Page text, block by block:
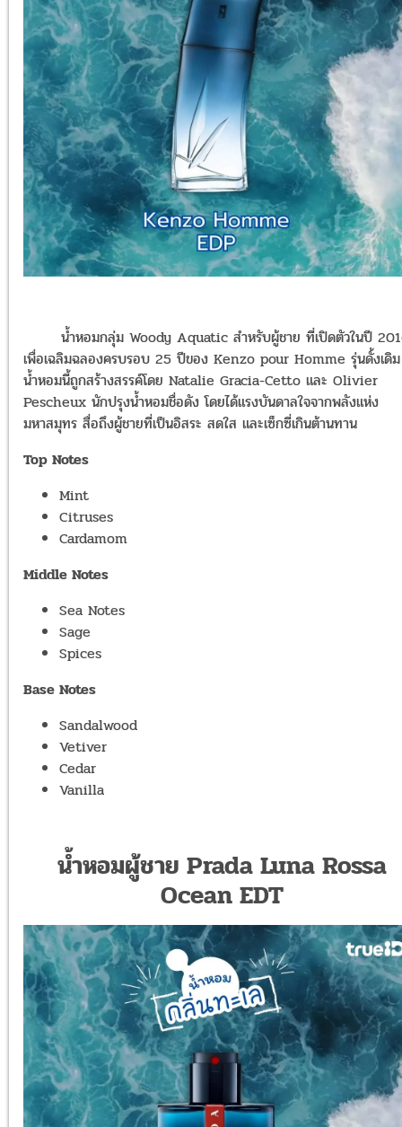
น้ำหอมกลุ่ม Woody Aquatic สำหรับผู้ชาย ที่เปิดตัวในปี
เพื่อเฉลิมฉลองครบรอบ 25 ปีของ Kenzo pour Homme รุ่นดั้งเดิม
น้ำหอมนี้ถูกสร้างสรรค์โดย Natalie Gracia-Cetto และ Olivier
Pescheux นักปรุงน้ำหอมชื่อดัง โดยได้แรงบันดาลใจจากพลังแห่ง
มหาสมุทร สื่อถึงผู้ชายที่เป็นอิสระ สดใส และเซ็กซี่เกินต้านทาน
Top Notes
Mint
Citruses
Cardamom
Middle Notes
Sea Notes
Sage
Spices
Base Notes
Sandalwood
Vetiver
Cedar
Vanilla
น้ำหอมผู้ชาย Prada Luna Rossa
Ocean EDT